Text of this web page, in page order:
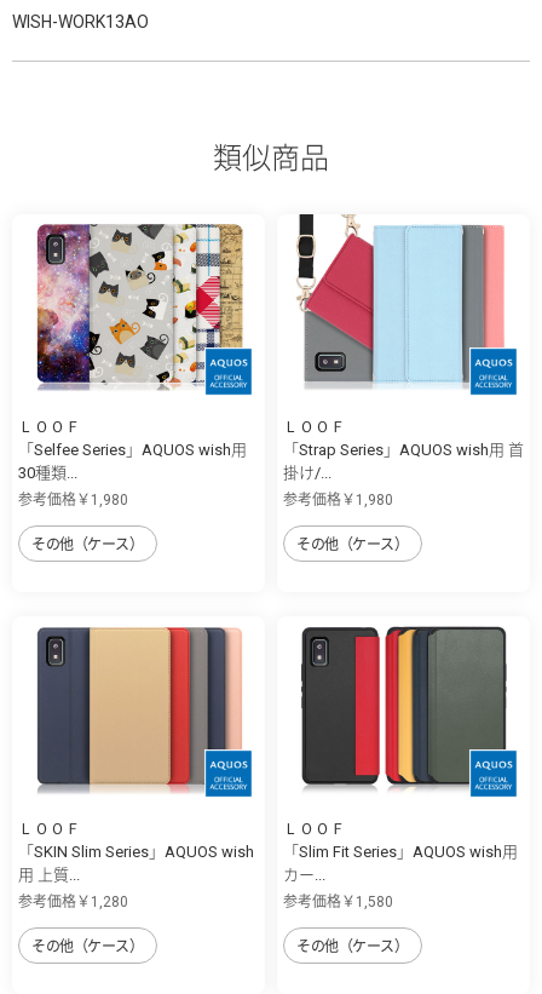
WISH-WORK13AO
類似商品
ＬＯＯＦ
「Selfee Series」AQUOS wish用
30種類...
参考価格￥1,980
その他（ケース）
ＬＯＯＦ
「Strap Series」AQUOS wish用 首
掛け/...
参考価格￥1,980
その他（ケース）
ＬＯＯＦ
「SKIN Slim Series」AQUOS wish
用 上質...
参考価格￥1,280
その他（ケース）
ＬＯＯＦ
「Slim Fit Series」AQUOS wish用
カー...
参考価格￥1,580
その他（ケース）